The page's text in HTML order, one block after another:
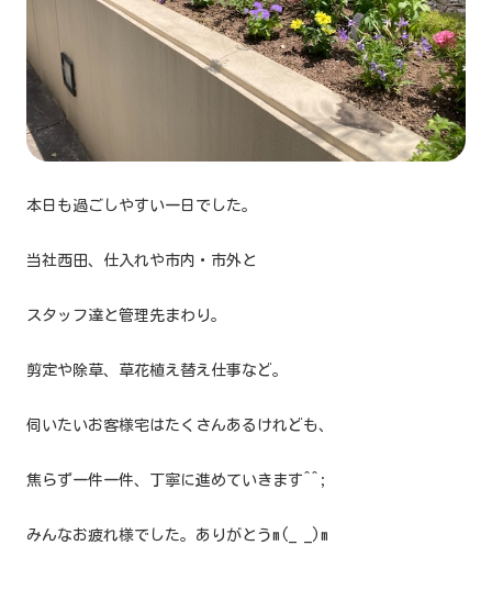
本日も過ごしやすい一日でした。
当社西田、仕入れや市内・市外と
スタッフ達と管理先まわり。
剪定や除草、草花植え替え仕事など。
伺いたいお客様宅はたくさんあるけれども、
焦らず一件一件、丁寧に進めていきます^^;
みんなお疲れ様でした。ありがとうm(_ _)m